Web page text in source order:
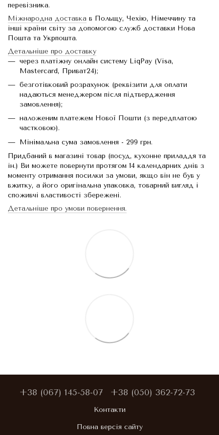
перевізника.
Міжнародна доставка в Польщу, Чехію, Німеччину та
інші країни світу за допомогою служб доставки Нова
Пошта та Укрпошта.
Детальніше про доставку
через платіжну онлайн систему LiqPay (Visa,
Mastercard, Приват24);
безготівковий розрахунок (реквізити для оплати
надаються менеджером після підтвердження
замовлення);
наложеним платежем Нової Пошти (з передплатою
частковою).
Мінімальна сума замовлення - 299 грн.
Придбаний в магазині товар (посуд, кухонне приладдя та
ін.) Ви можете повернути протягом 14 календарних днів з
моменту отримання посилки за умови, якщо він не був у
вжитку, а його оригінальна упаковка, товарний вигляд і
споживчі властивості збережені.
Детальніше про умови повернення.
+38 (067) 145-58-07 +38 (050) 362-72-73
Контакти
Повна версія сайту